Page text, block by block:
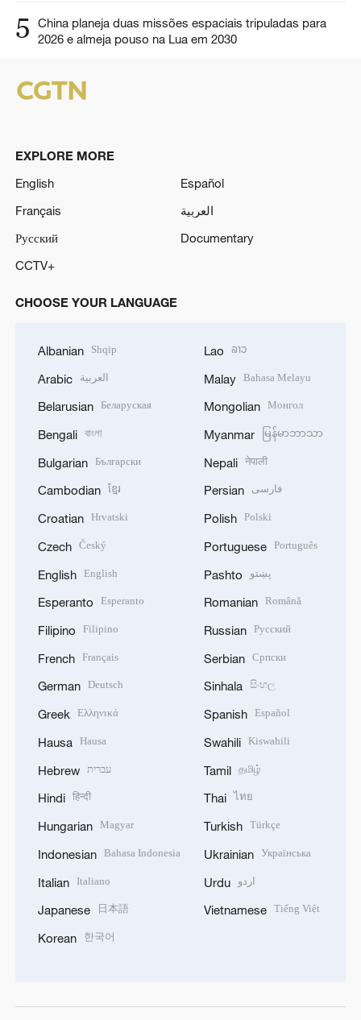
5
China planeja duas missões espaciais tripuladas para
2026 e almeja pouso na Lua em 2030
EXPLORE MORE
English
Español
Français
العربية
Русский
Documentary
CCTV+
CHOOSE YOUR LANGUAGE
Albanian Shqip
Arabic العربية
Belarusian Беларуская
Bengali বাংলা
Bulgarian Български
Cambodian ខ្មែរ
Croatian Hrvatski
Czech Český
English English
Esperanto Esperanto
Filipino Filipino
French Français
German Deutsch
Greek Ελληνικά
Hausa Hausa
Hebrew עברית
Hindi हिन्दी
Hungarian Magyar
Indonesian Bahasa Indonesia
Italian Italiano
Japanese 日本語
Korean 한국어
Lao ລາວ
Malay Bahasa Melayu
Mongolian Монгол
Myanmar မြန်မာဘာသာ
Nepali नेपाली
Persian فارسی
Polish Polski
Portuguese Português
Pashto پښتو
Romanian Română
Russian Русский
Serbian Српски
Sinhala සිංහල
Spanish Español
Swahili Kiswahili
Tamil தமிழ்
Thai ไทย
Turkish Türkçe
Ukrainian Українська
Urdu اردو
Vietnamese Tiếng Việt